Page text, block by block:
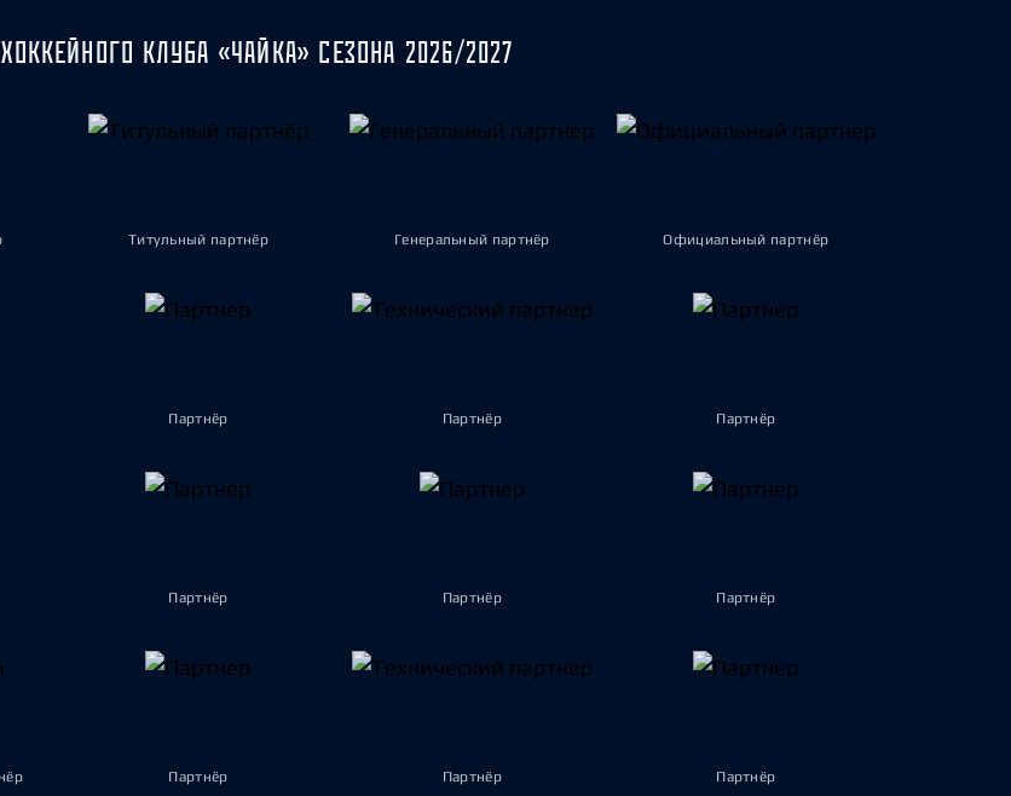
КЛУБА «ЧАЙКА» СЕЗОНА 2026/2027
Титульный партнёр Генеральный партнёр Официальный партнёр
Партнёр Партнёр Партнёр
Партнёр Партнёр Партнёр
Партнёр Партнёр Партнёр